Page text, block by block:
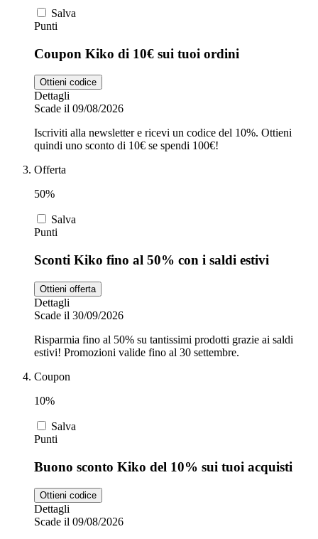
Salva
Punti
Coupon Kiko di 10€ sui tuoi ordini
Ottieni codice
Dettagli
Scade il 09/08/2026
Iscriviti alla newsletter e ricevi un codice del 10%. Ottieni
quindi uno sconto di 10€ se spendi 100€!
Offerta
50%
Salva
Punti
Sconti Kiko fino al 50% con i saldi estivi
Ottieni offerta
Dettagli
Scade il 30/09/2026
Risparmia fino al 50% su tantissimi prodotti grazie ai saldi
estivi! Promozioni valide fino al 30 settembre.
Coupon
10%
Salva
Punti
Buono sconto Kiko del 10% sui tuoi acquisti
Ottieni codice
Dettagli
Scade il 09/08/2026